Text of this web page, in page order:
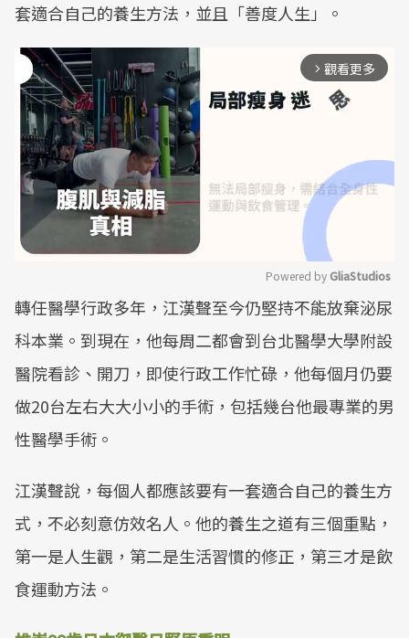
套適合自己的養生方法，並且「善度人生」。
arrow_forward_ios 觀看更多
Mute
Powered by GliaStudios
轉任醫學行政多年，江漢聲至今仍堅持不能放棄泌尿
科本業。到現在，他每周二都會到台北醫學大學附設
醫院看診、開刀，即使行政工作忙碌，他每個月仍要
做20台左右大大小小的手術，包括幾台他最專業的男
性醫學手術。
江漢聲說，每個人都應該要有一套適合自己的養生方
式，不必刻意仿效名人。他的養生之道有三個重點，
第一是人生觀，第二是生活習慣的修正，第三才是飲
食運動方法。